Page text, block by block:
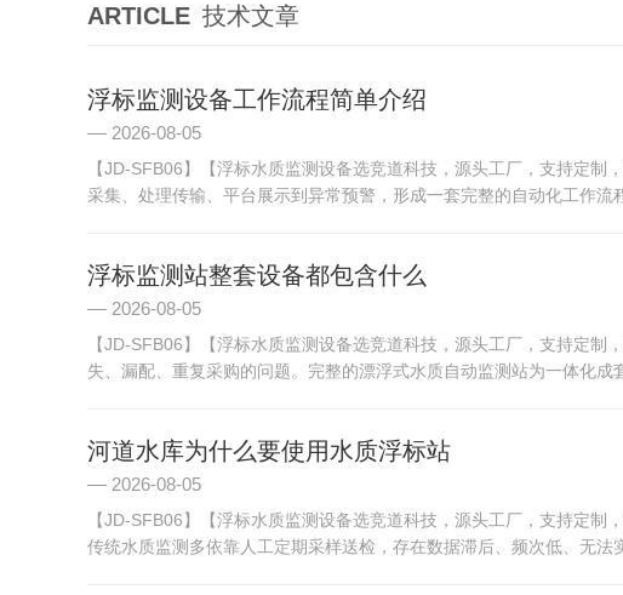
ARTICLE 技术文章
浮标监测设备工作流程简单介绍
2026-08-05
【JD-SFB06】【浮标水质监测设备选竞道科技，源头工厂，支持定
采集、处理传输、平台展示到异常预警，形成一套完整的自动化工作流
浮标监测站整套设备都包含什么
2026-08-05
【JD-SFB06】【浮标水质监测设备选竞道科技，源头工厂，支持定
失、漏配、重复采购的问题。完整的漂浮式水质自动监测站为一体化成
河道水库为什么要使用水质浮标站
2026-08-05
【JD-SFB06】【浮标水质监测设备选竞道科技，源头工厂，支持定
传统水质监测多依靠人工定期采样送检，存在数据滞后、频次低、无法